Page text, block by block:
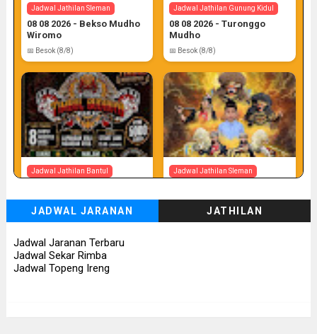
Jadwal Jathilan Sleman
08 08 2026 - Bekso Mudho
Wiromo
📅 Besok (8/8)
Jadwal Jathilan Gunung Kidul
08 08 2026 - Turonggo
Mudho
📅 Besok (8/8)
Jadwal Jathilan Bantul
Budhoyo
📅 Besok (8/8)
Jadwal Jathilan Sleman
Mudho Budoyo
📅 Besok (8/8)
JADWAL JARANAN JATHILAN
Jadwal Jaranan Terbaru
Jadwal Sekar Rimba
Jadwal Topeng Ireng